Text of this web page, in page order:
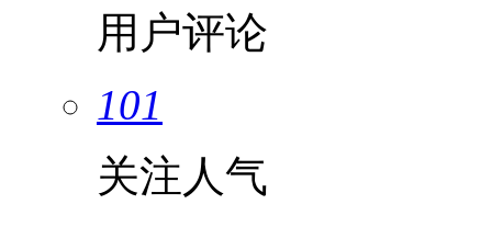
用户评论
101
关注人气